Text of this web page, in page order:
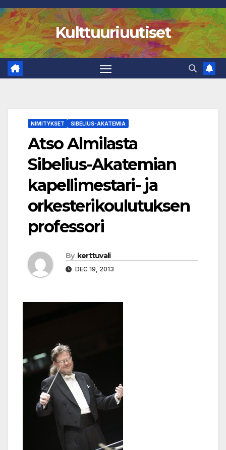
Skip
to
content
Kulttuuriuutiset
NIMITYKSET SIBELIUS-AKATEMIA
Atso Almilasta
Sibelius-Akatemian
kapellimestari- ja
orkesterikoulutuksen
professori
By kerttuvali
DEC 19, 2013